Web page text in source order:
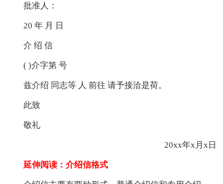
批准人：
20 年 月 日
介 绍 信
( )介字第 号
兹介绍 同志等 人 前往 请予接洽是荷。
此致
敬礼
20xx年x月x日
延伸阅读：介绍信格式